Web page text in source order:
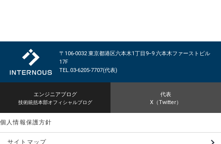
〒106-0032 東京都港区六本木1丁目9−9 六本木ファーストビル
17F
TEL.03-6205-7707(代表)
エンジニアブログ
技術統括本部オフィシャルブログ
代表
X（Twitter）
個人情報保護方針
サイトマップ